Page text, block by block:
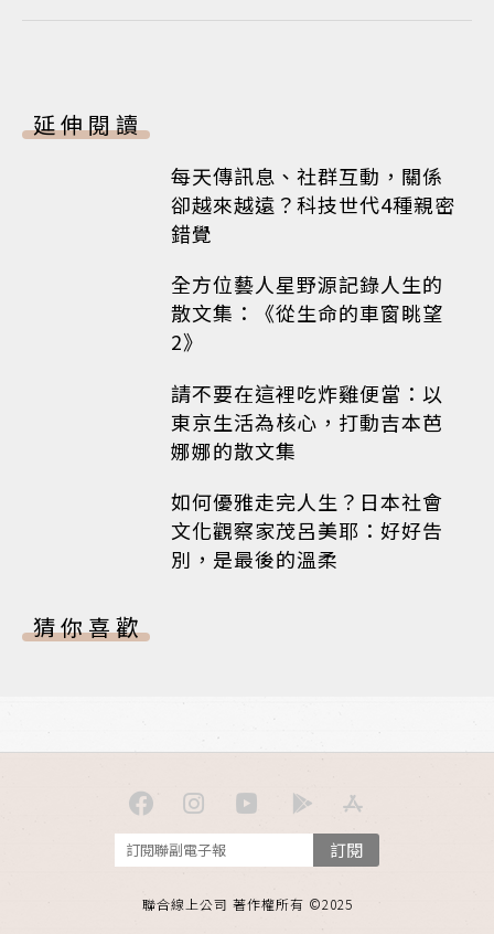
延伸閱讀
每天傳訊息、社群互動，關係
卻越來越遠？科技世代4種親密
錯覺
全方位藝人星野源記錄人生的
散文集：《從生命的車窗眺望
2》
請不要在這裡吃炸雞便當：以
東京生活為核心，打動吉本芭
娜娜的散文集
如何優雅走完人生？日本社會
文化觀察家茂呂美耶：好好告
別，是最後的溫柔
猜你喜歡
訂閱
聯合線上公司 著作權所有 ©2025